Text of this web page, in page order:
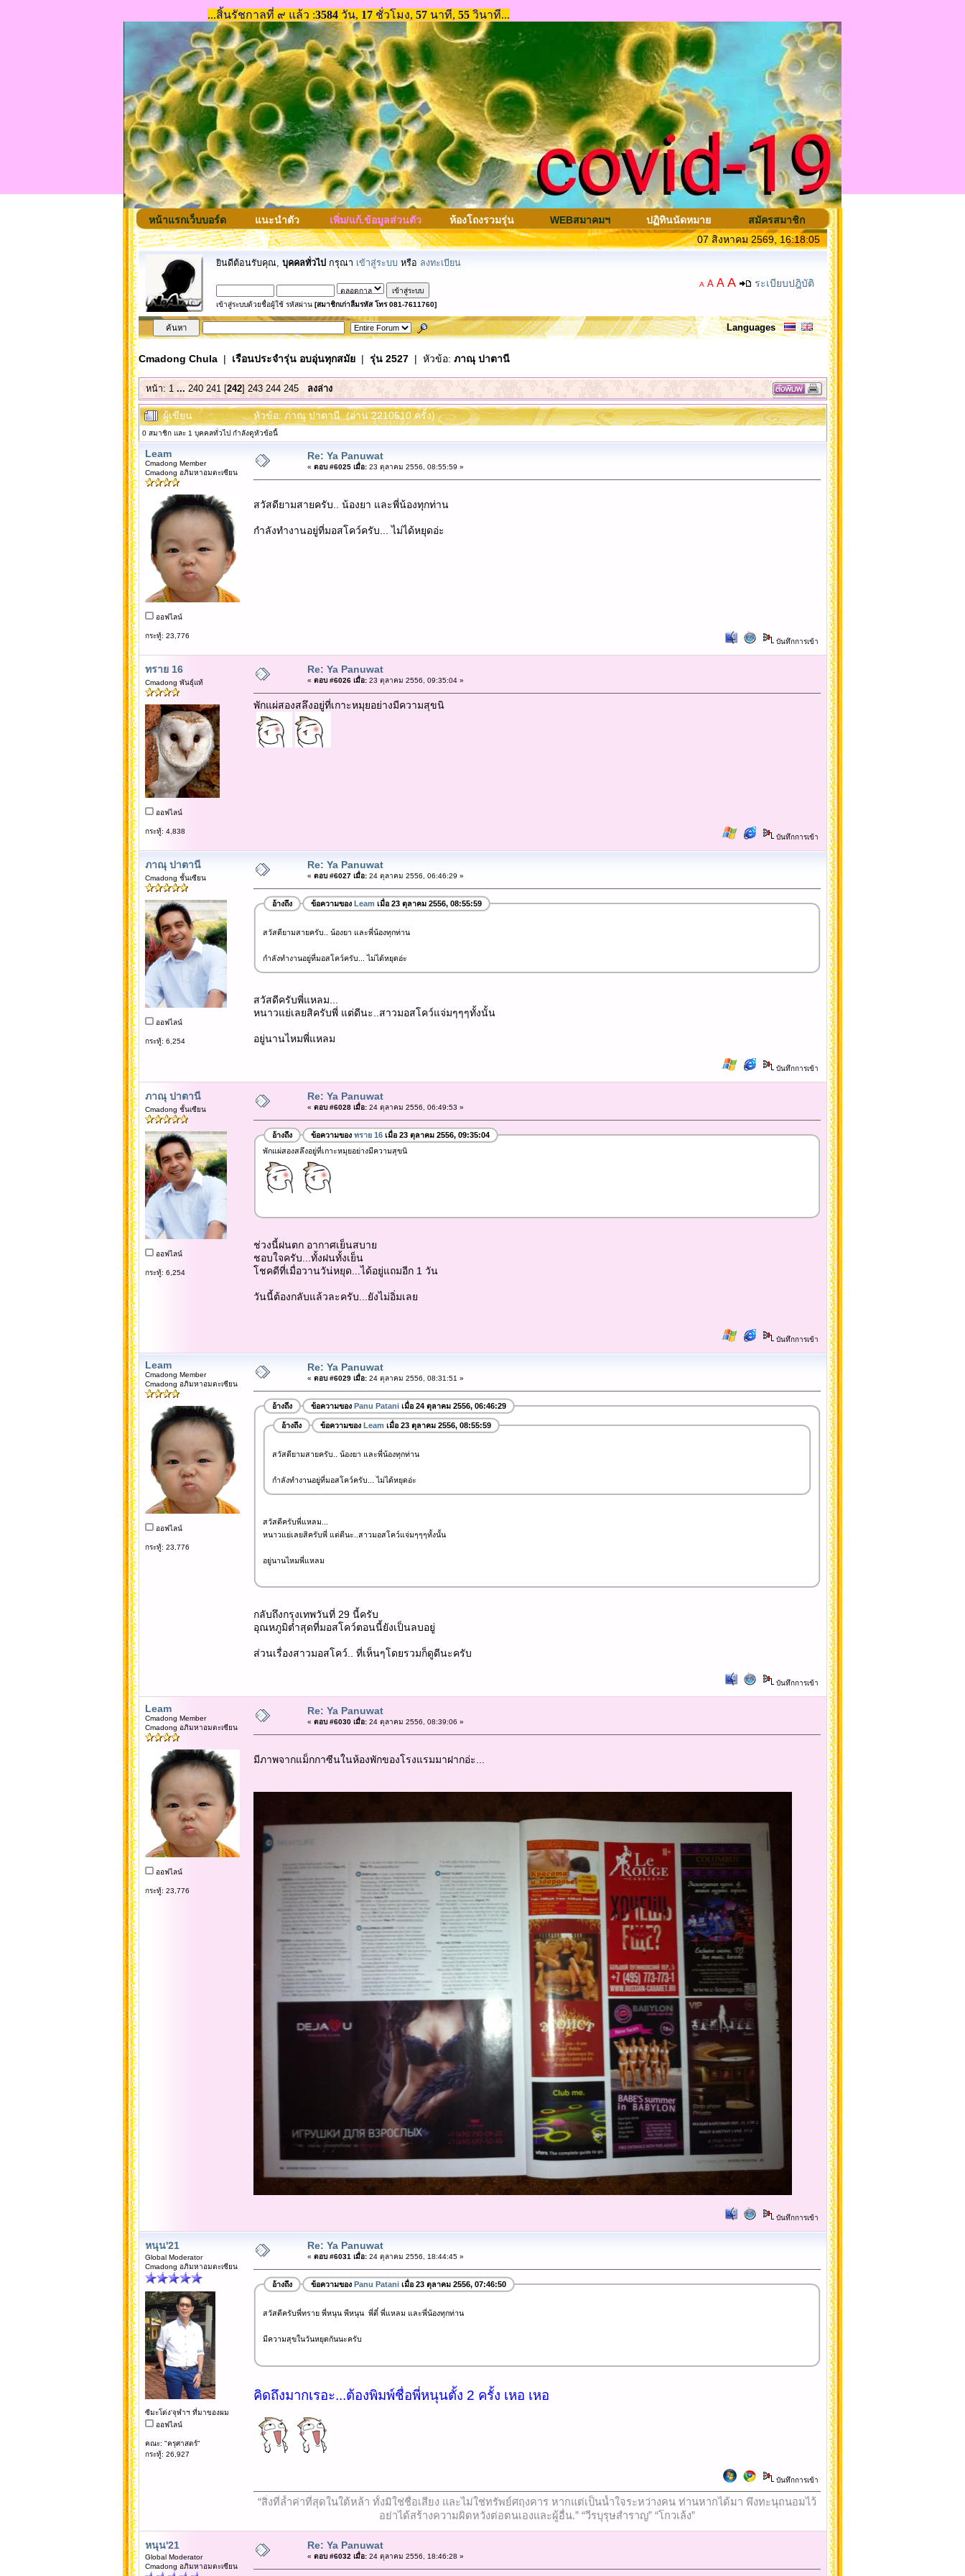
หน้าแรกเว็บบอร์ด แนะนำตัว เพิ่ม/แก้.ข้อมูลส่วนตัว ห้องโถงรวมรุ่น WEBสมาคมฯ ปฏิทินนัดหมาย
สมัครสมาชิก
07 สิงหาคม 2569, 16:18:05
ยินดีต้อนรับคุณ, บุคคลทั่วไป กรุณา เข้าสู่ระบบ หรือ ลงทะเบียน
เข้าสู่ระบบด้วยชื่อผู้ใช้ รหัสผ่าน [สมาชิกเก่าลืมรหัส โทร 081-7611760]
A A A A ระเบียบปฎิบัติ
Languages
Cmadong Chula| เรือนประจำรุ่น อบอุ่นทุกสมัย| รุ่น 2527| หัวข้อ: ภาณุ ปาตานี
หน้า:1 ... 240 241 [242]243 244 245 ลงล่าง
ผู้เขียน หัวข้อ: ภาณุ ปาตานี (อ่าน 2210510 ครั้ง)
0 สมาชิก และ 1 บุคคลทั่วไป กำลังดูหัวข้อนี้
Leam
Cmadong Member
Cmadong อภิมหาอมตะเซียน
ออฟไลน์
กระทู้: 23,776
Re: Ya Panuwat
« ตอบ #6025 เมื่อ:23 ตุลาคม 2556, 08:55:59 »
สวัสดียามสายครับ.. น้องยา และพี่น้องทุกท่าน
กำลังทำงานอยู่ที่มอสโคว์ครับ... ไม่ได้หยุดอ่ะ
บันทึกการเข้า
ทราย 16
Cmadong พันธุ์แท้
ออฟไลน์
กระทู้: 4,838
Re: Ya Panuwat
« ตอบ #6026 เมื่อ:23 ตุลาคม 2556, 09:35:04 »
พักแผ่สองสลึงอยู่ที่เกาะหมุยอย่างมีความสุขนิ
บันทึกการเข้า
ภาณุ ปาตานี
Cmadong ชั้นเซียน
ออฟไลน์
กระทู้: 6,254
Re: Ya Panuwat
« ตอบ #6027 เมื่อ:24 ตุลาคม 2556, 06:46:29 »
อ้างถึง ข้อความของ Leam เมื่อ 23 ตุลาคม 2556, 08:55:59
สวัสดียามสายครับ.. น้องยา และพี่น้องทุกท่าน
กำลังทำงานอยู่ที่มอสโคว์ครับ... ไม่ได้หยุดอ่ะ
สวัสดีครับพี่แหลม...
หนาวแย่เลยสิครับพี่ แต่ดีนะ..สาวมอสโคว์แจ่มๆๆๆทั้งนั้น
อยู่นานไหมพี่แหลม
บันทึกการเข้า
ภาณุ ปาตานี
Cmadong ชั้นเซียน
ออฟไลน์
กระทู้: 6,254
Re: Ya Panuwat
« ตอบ #6028 เมื่อ:24 ตุลาคม 2556, 06:49:53 »
อ้างถึง ข้อความของ ทราย 16เมื่อ 23 ตุลาคม 2556, 09:35:04
พักแผ่สองสลึงอยู่ที่เกาะหมุยอย่างมีความสุขนิ
ช่วงนี้ฝนตก อากาศเย็นสบาย
ชอบใจครับ...ทั้งฝนทั้งเย็น
โชคดีที่เมื่อวานวัน่หยุด...ได้อยู่แถมอีก 1 วัน
วันนี้ต้องกลับแล้วละครับ...ยังไม่อิ่มเลย
บันทึกการเข้า
Leam
Cmadong Member
Cmadong อภิมหาอมตะเซียน
ออฟไลน์
กระทู้: 23,776
Re: Ya Panuwat
« ตอบ #6029 เมื่อ:24 ตุลาคม 2556, 08:31:51 »
อ้างถึง ข้อความของ Panu Pataniเมื่อ 24 ตุลาคม 2556, 06:46:29
อ้างถึง ข้อความของ Leam เมื่อ 23 ตุลาคม 2556, 08:55:59
สวัสดียามสายครับ.. น้องยา และพี่น้องทุกท่าน
กำลังทำงานอยู่ที่มอสโคว์ครับ... ไม่ได้หยุดอ่ะ
สวัสดีครับพี่แหลม...
หนาวแย่เลยสิครับพี่ แต่ดีนะ..สาวมอสโคว์แจ่มๆๆๆทั้งนั้น
อยู่นานไหมพี่แหลม
กลับถึงกรุงเทพวันที่ 29 นี้ครับ
อุณหภูมิต่ำสุดที่มอสโคว์ตอนนี้ยังเป็นลบอยู่
ส่วนเรื่องสาวมอสโคว์.. ที่เห็นๆโดยรวมก็ดูดีนะครับ
บันทึกการเข้า
Leam
Cmadong Member
Cmadong อภิมหาอมตะเซียน
ออฟไลน์
กระทู้: 23,776
Re: Ya Panuwat
« ตอบ #6030 เมื่อ:24 ตุลาคม 2556, 08:39:06 »
มีภาพจากแม็กกาซีนในห้องพักของโรงแรมมาฝากอ่ะ...
บันทึกการเข้า
หนุน'21
Global Moderator
Cmadong อภิมหาอมตะเซียน
ซีมะโด่ง'จุฬาฯ ที่มาของผม
ออฟไลน์
คณะ: "ครุศาสตร์"
กระทู้: 26,927
Re: Ya Panuwat
« ตอบ #6031 เมื่อ:24 ตุลาคม 2556, 18:44:45 »
อ้างถึง ข้อความของ Panu Pataniเมื่อ 23 ตุลาคม 2556, 07:46:50
สวัสดีครับพี่ทราย พี่หนุน พีหนุน พี่ตี๋ พี่แหลม และพี่น้องทุกท่าน
มีความสุขในวันหยุดกันนะครับ
คิดถึงมากเรอะ...ต้องพิมพ์ชื่อพี่หนุนตั้ง 2 ครั้ง เหอ เหอ
บันทึกการเข้า
“สิ่งที่ล้ำค่าที่สุดในใต้หล้า ทั้งมิใช่ชื่อเสียง และไม่ใช่ทรัพย์ศฤงคาร หากแต่เป็นน้ำใจระหว่างคน ท่านหากได้มา พึงทะนุถนอมไว้
อย่าได้สร้างความผิดหวังต่อตนเองและผู้อื่น.” “วีรบุรุษสำราญ” “โกวเล้ง”
หนุน'21
Global Moderator
Cmadong อภิมหาอมตะเซียน
Re: Ya Panuwat
« ตอบ #6032 เมื่อ:24 ตุลาคม 2556, 18:46:28 »